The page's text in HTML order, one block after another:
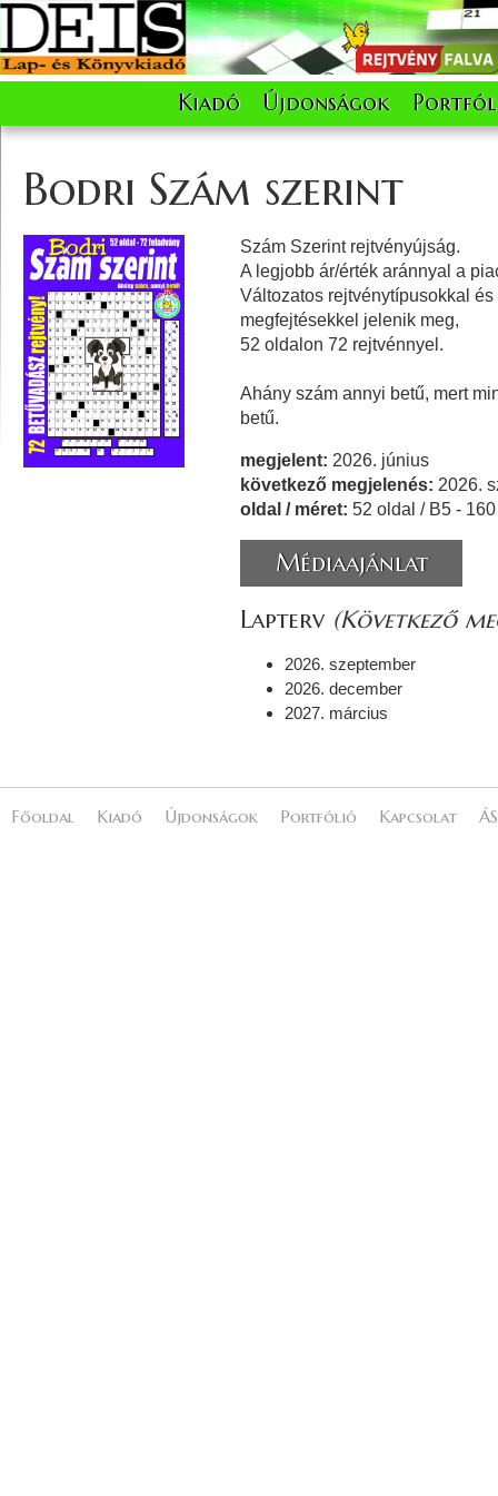
Kiadó Újdonságok
Bodri Szám szerint
Szám Szerint rejtvényújság.
A legjobb ár/érték aránnyal a
Változatos rejtvénytípusokkal
megfejtésekkel jelenik meg,
52 oldalon 72 rejtvénnyel.
Ahány szám annyi betű, mert
betű.
megjelent: 2026. június
következő megjelenés: 2026.
oldal / méret: 52 oldal / B5 -
Médiaajánlat
Lapterv (Következő
2026. szeptember
2026. december
2027. március
Főoldal Kiadó Újdonságok Portfólió Kapcsolat